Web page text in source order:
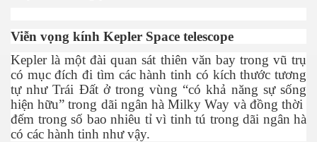
Viễn vọng kính Kepler Space telescope
Kepler là một đài quan sát thiên văn bay trong vũ trụ
có mục đích đi tìm các hành tinh có kích thước tương
tự như Trái Đất ở trong vùng “có khả năng sự sống
hiện hữu” trong dãi ngân hà Milky Way và đồng thời
đếm trong số bao nhiêu tỉ vì tinh tú trong dãi ngân hà
có các hành tinh như vậy.